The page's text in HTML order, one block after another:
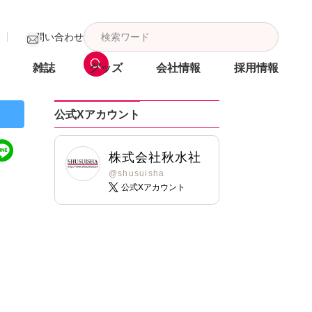
お問い合わせ
雑誌 グッズ 会社情報 採用情報
公式Xアカウント
株式会社秋水社
@shusuisha
公式Xアカウント